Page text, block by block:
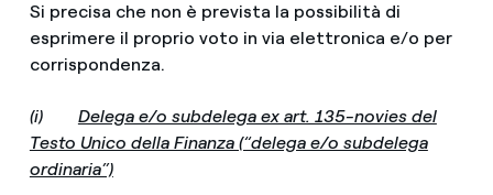
Si precisa che non è prevista la possibilità di
esprimere il proprio voto in via elettronica e/o per
corrispondenza.
(i) Delega e/o subdelega ex art. 135-novies del
Testo Unico della Finanza (“delega e/o subdelega
ordinaria”)